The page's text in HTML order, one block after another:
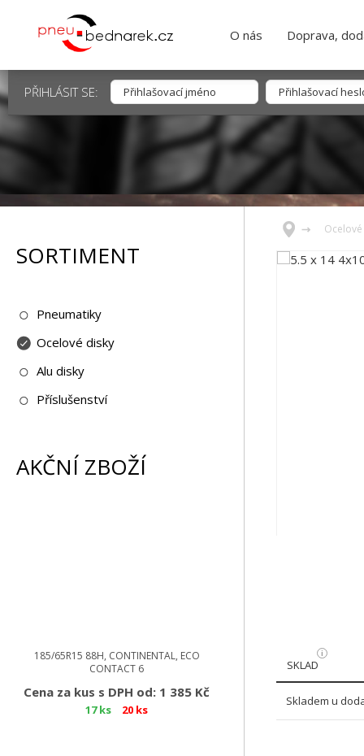
O nás Doprava,
PŘIHLÁSIT SE:
SORTIMENT
Pneumatiky
Ocelové disky
Alu disky
Příslušenství
AKČNÍ ZBOŽÍ
185/65R15 88H, CONTINENTAL, ECO
CONTACT 6
Cena za kus s DPH od: 1 385 Kč
17 ks 20 ks
SKLAD
Skladem u